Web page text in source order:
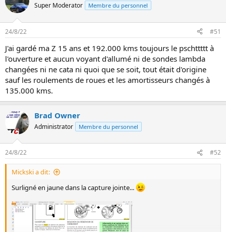
Super Moderator Membre du personnel
24/8/22 #51
J'ai gardé ma Z 15 ans et 192.000 kms toujours le pschttttt à
l'ouverture et aucun voyant d'allumé ni de sondes lambda
changées ni ne cata ni quoi que se soit, tout était d'origine
sauf les roulements de roues et les amortisseurs changés à
135.000 kms.
Brad Owner
Administrator Membre du personnel
24/8/22 #52
Mickski a dit:
Surligné en jaune dans la capture jointe...